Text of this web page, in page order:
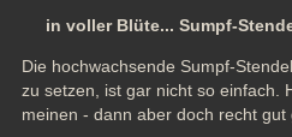
in voller Blüte... Sumpf-
Die hochwachsende Sumpf-
zu setzen, ist gar nicht so einfach.
meinen - dann aber doch recht gut